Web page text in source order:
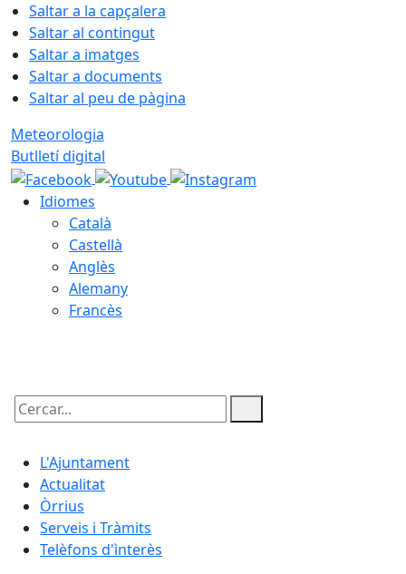
Saltar a la capçalera
Saltar al contingut
Saltar a imatges
Saltar a documents
Saltar al peu de pàgina
Meteorologia
Butlletí digital
Idiomes
Català
Castellà
Anglès
Alemany
Francès
Cercar:
L'Ajuntament
Actualitat
Òrrius
Serveis i Tràmits
Telèfons d'ìnterès